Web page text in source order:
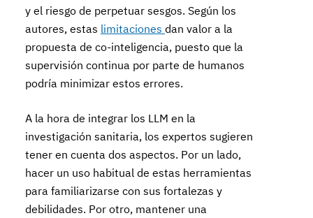
y el riesgo de perpetuar sesgos. Según los
autores, estas limitacionesdan valor a la
propuesta de co-inteligencia, puesto que la
supervisión continua por parte de humanos
podría minimizar estos errores.
A la hora de integrar los LLM en la
investigación sanitaria, los expertos sugieren
tener en cuenta dos aspectos. Por un lado,
hacer un uso habitual de estas herramientas
para familiarizarse con sus fortalezas y
debilidades. Por otro, mantener una